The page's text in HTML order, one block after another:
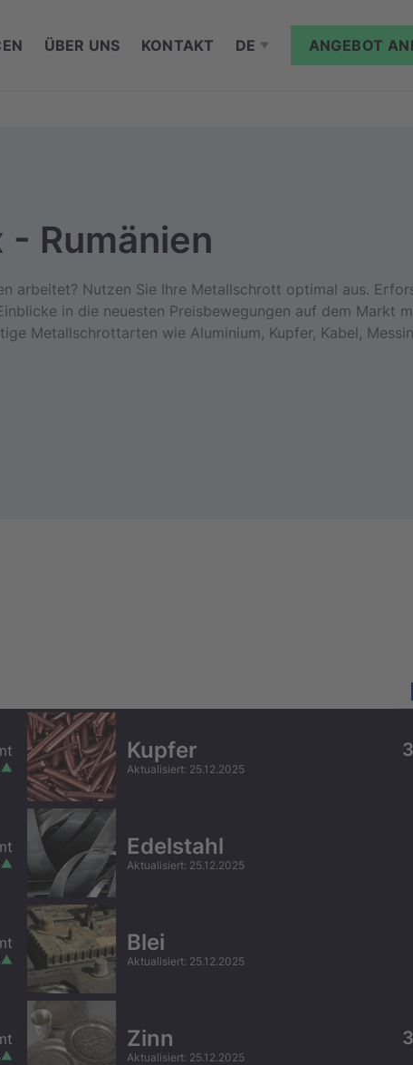
ÜBER UNS KONTAKT DE ANGEBOT
Rumänien
arbeitet? Nutzen Sie Ihre Metallschrott optimal aus.
in die neuesten Preisbewegungen auf dem Markt
Metallschrottarten wie Aluminium, Kupfer, Kabel,
Kupfer
Aktualisiert: 25.12.2025
Edelstahl
Aktualisiert: 25.12.2025
Blei
Aktualisiert: 25.12.2025
Zinn
Aktualisiert: 25.12.2025